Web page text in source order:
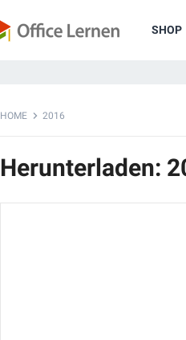
SHOP
HOME 2016
Herunterladen: